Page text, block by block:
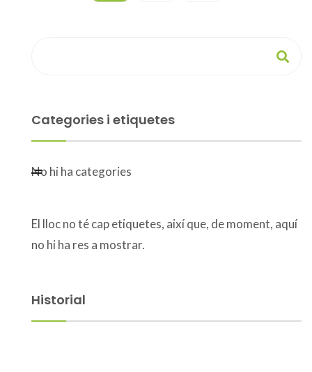
Categories i etiquetes
No hi ha categories
El lloc no té cap etiquetes, així que, de moment, aquí
no hi ha res a mostrar.
Historial